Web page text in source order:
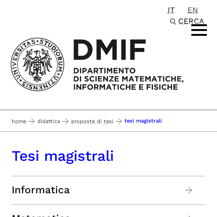
IT
EN
CERCA
home didattica proposte di tesi tesi magistrali
Tesi magistrali
Informatica